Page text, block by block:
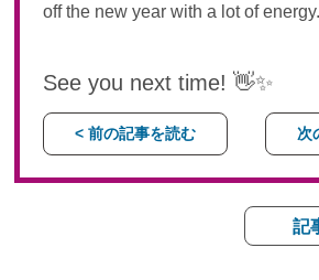
off the new year with a lot of
See you next time! 👋✨
< 前の記事を読む 次
記